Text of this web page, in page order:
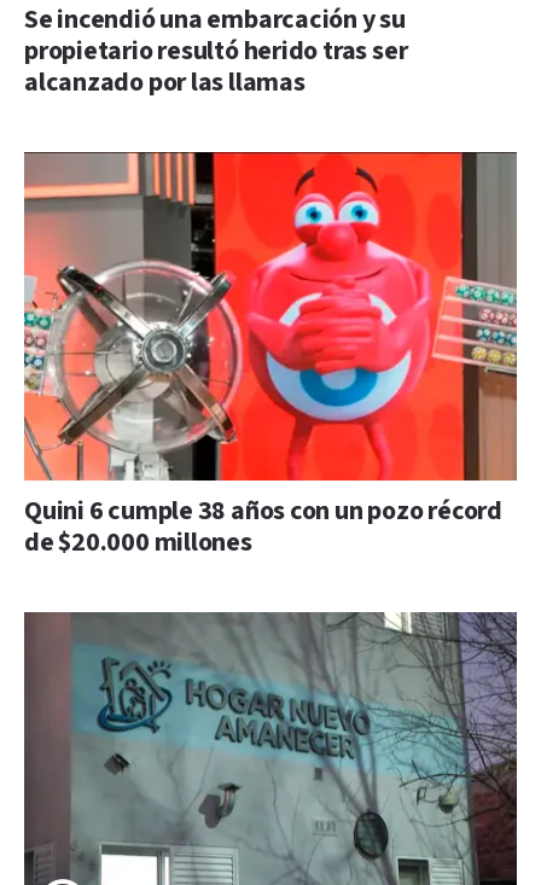
Se incendió una embarcación y su
propietario resultó herido tras ser
alcanzado por las llamas
Quini 6 cumple 38 años con un pozo récord
de $20.000 millones